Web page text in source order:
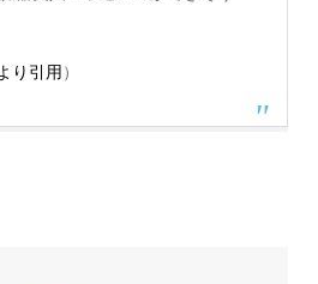
り引用 ）